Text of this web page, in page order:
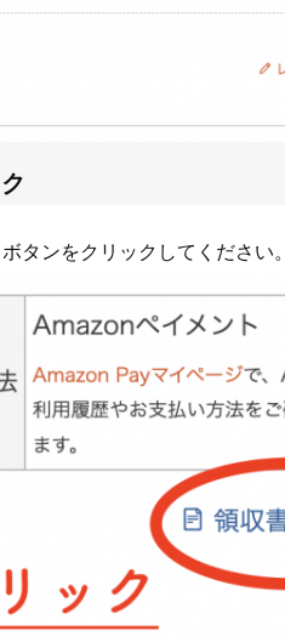
タンをクリックしてください。